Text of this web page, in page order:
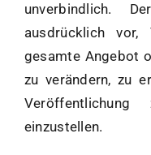
unverbindlich.
ausdrücklich
gesamte Angebot
zu verändern, zu
einzustellen.